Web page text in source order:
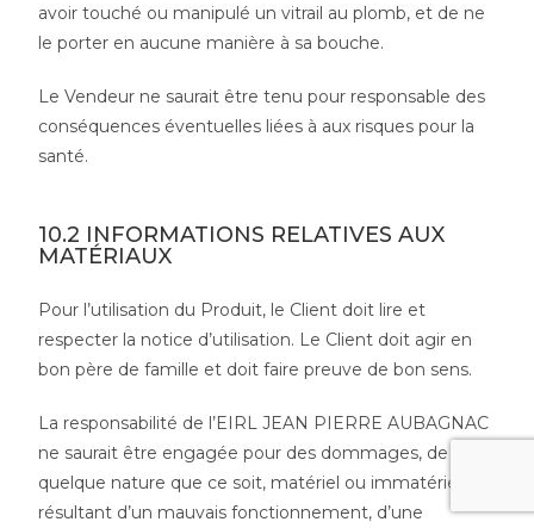
avoir touché ou manipulé un vitrail au plomb, et de ne
le porter en aucune manière à sa bouche.
Le Vendeur ne saurait être tenu pour responsable des
conséquences éventuelles liées à aux risques pour la
santé.
10.2 INFORMATIONS RELATIVES AUX
MATÉRIAUX
Pour l’utilisation du Produit, le Client doit lire et
respecter la notice d’utilisation. Le Client doit agir en
bon père de famille et doit faire preuve de bon sens.
La responsabilité de l’EIRL JEAN PIERRE AUBAGNAC
ne saurait être engagée pour des dommages, de
quelque nature que ce soit, matériel ou immatériel,
résultant d’un mauvais fonctionnement, d’une